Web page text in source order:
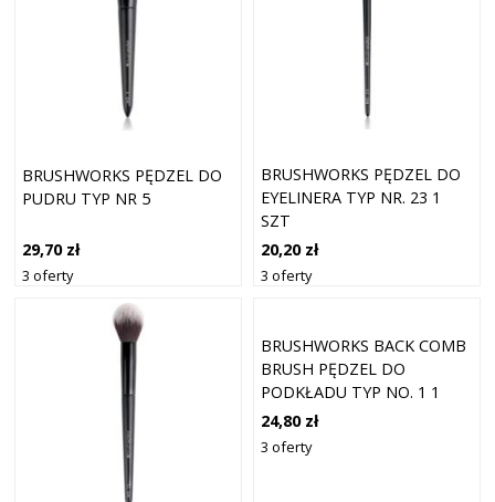
BRUSHWORKS PĘDZEL DO
PUDRU TYP NR 5
29,70 zł
3 oferty
BRUSHWORKS PĘDZEL DO
EYELINERA TYP NR. 23 1
SZT
20,20 zł
3 oferty
BRUSHWORKS BACK COMB
BRUSH PĘDZEL DO
PODKŁADU TYP NO. 1 1
SZT.
24,80 zł
3 oferty